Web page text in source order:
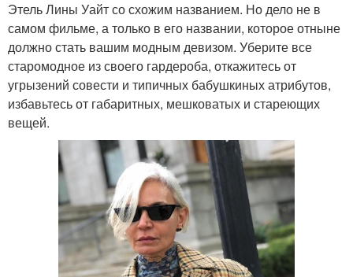
Этель Лины Уайт со схожим названием. Но дело не в
самом фильме, а только в его названии, которое отныне
должно стать вашим модным девизом. Уберите все
старомодное из своего гардероба, откажитесь от
угрызений совести и типичных бабушкиных атрибутов,
избавьтесь от габаритных, мешковатых и стареющих
вещей.